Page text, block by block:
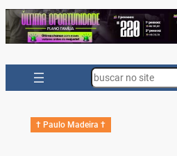
Search
† Paulo Madeira †